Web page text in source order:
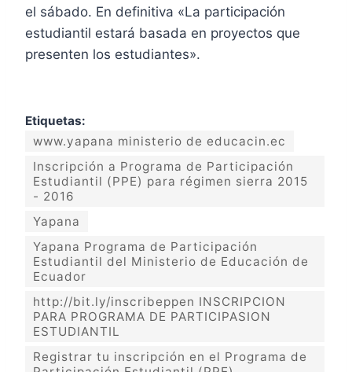
el sábado. En definitiva «La participación
estudiantil estará basada en proyectos que
presenten los estudiantes».
Etiquetas:
www.yapana ministerio de educacin.ec
Inscripción a Programa de Participación
Estudiantil (PPE) para régimen sierra 2015
- 2016
Yapana
Yapana Programa de Participación
Estudiantil del Ministerio de Educación de
Ecuador
http://bit.ly/inscribeppen INSCRIPCION
PARA PROGRAMA DE PARTICIPASION
ESTUDIANTIL
Registrar tu inscripción en el Programa de